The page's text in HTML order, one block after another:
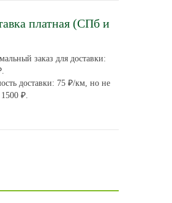
платная (СПб и
заказ для доставки:
доставки: 75 ₽/км, но не
₽.